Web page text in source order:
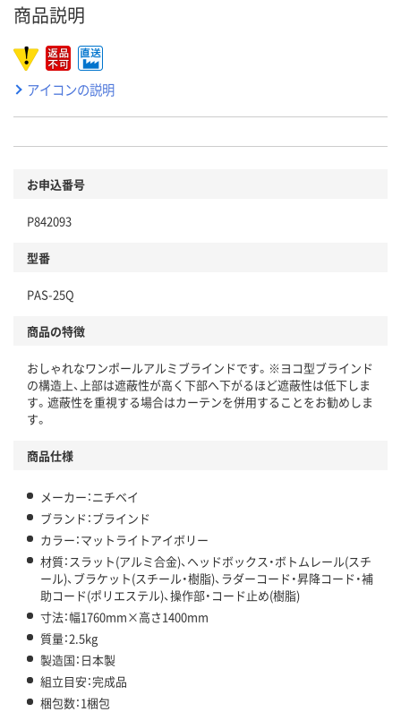
商品説明
アイコンの説明
お申込番号
P842093
型番
PAS-25Q
商品の特徴
おしゃれなワンポールアルミブラインドです。※ヨコ型ブラインド
の構造上、上部は遮蔽性が高く下部へ下がるほど遮蔽性は低下しま
す。遮蔽性を重視する場合はカーテンを併用することをお勧めしま
す。
商品仕様
メーカー：ニチベイ
ブランド：ブラインド
カラー：マットライトアイボリー
材質：スラット(アルミ合金)、ヘッドボックス・ボトムレール(スチ
ール)、ブラケット(スチール・樹脂)、ラダーコード・昇降コード・補
助コード(ポリエステル)、操作部・コード止め(樹脂)
寸法：幅1760mm×高さ1400mm
質量：2.5kg
製造国：日本製
組立目安：完成品
梱包数：1梱包